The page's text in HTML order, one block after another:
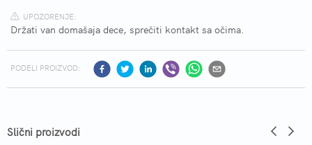
UPOZORENJE:
Držati van domašaja dece, sprečiti kontakt sa očima.
PODELI PROIZVOD:
Slični proizvodi